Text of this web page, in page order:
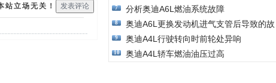
站立场无关！ 7 分析奥迪A6L燃油系统故障
8 奥迪A6L更换发动机进气支管后导致的故
9 奥迪A4L行驶转向时前轮处异响
10 奥迪A4L轿车燃油油压过高